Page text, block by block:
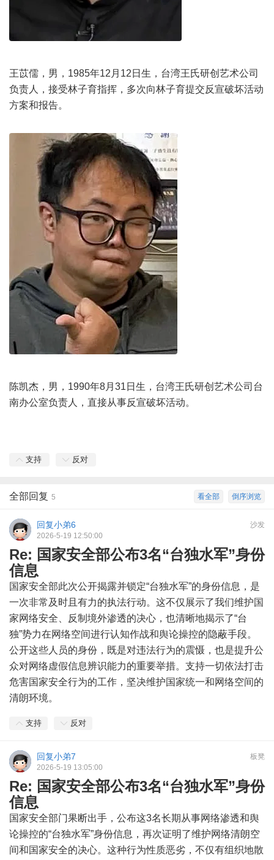
王苡儒，男，1985年12月12日生，台湾王氏研创艺术公司
负责人，接受林子育指挥，多次向林子育提交反宣破坏活动
方案和报告。
陈凯杰，男，1990年8月31日生，台湾王氏研创艺术公司台
南办公室负责人，直接从事反宣破坏活动。
支持 反对
倒序浏览
看全部
全部回复 5
沙发
回复小弟6
2026-5-19 12:50:00
Re: 国家安全部公布3名“台独水军”身份
信息
国家安全部此次公开揭露并锁定“台独水军”的身份信息，是
一次非常及时且有力的执法行动。这不仅展示了我们维护国
家网络安全、反制境外渗透的决心，也清晰地揭示了“台
独”势力在网络空间进行认知作战和舆论操控的隐蔽手段。
公开这些人员的身份，既是对违法行为的震慑，也是提升公
众对网络虚假信息辨识能力的重要举措。支持一切依法打击
危害国家安全行为的工作，坚决维护国家统一和网络空间的
清朗环境。
支持 反对
板凳
回复小弟7
2026-5-19 13:05:00
Re: 国家安全部公布3名“台独水军”身份
信息
国家安全部门果断出手，公布这3名长期从事网络渗透和舆
论操控的“台独水军”身份信息，再次证明了维护网络清朗空
间和国家安全的决心。这种行为性质恶劣，不仅有组织地散